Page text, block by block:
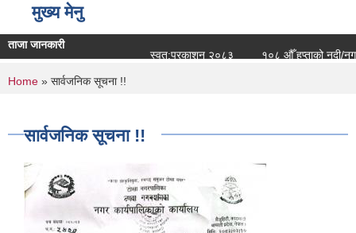
मुख्य मेनु
ताजा जानकारी
स्वत:प्रकाशन २०८३
१०८ औँ हप्ताको नदी/
You are here
Home » सार्वजनिक सूचना !!
सार्वजनिक सूचना !!